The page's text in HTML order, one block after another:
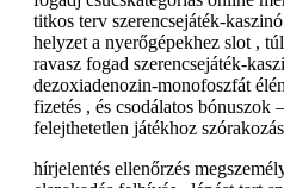
titkos terv szerencsejáték-
helyzet a nyerőgépekhez slot ,
ravasz fogad szerencsejáték-
dezoxiadenozin-monofoszfát
fizetés , és csodálatos bónuszok
felejthetetlen játékhoz
hírjelentés ellenőrzés